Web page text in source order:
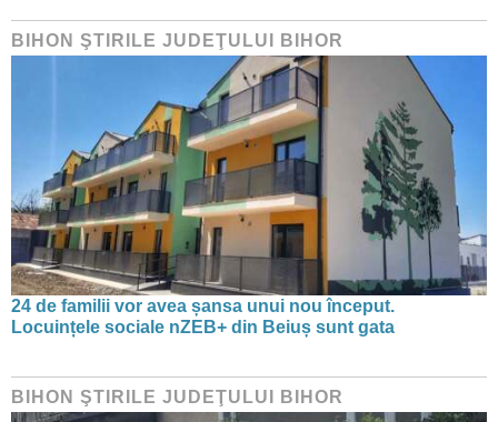
BIHON ŞTIRILE JUDEŢULUI BIHOR
24 de familii vor avea șansa unui nou început.
Locuințele sociale nZEB+ din Beiuș sunt gata
BIHON ŞTIRILE JUDEŢULUI BIHOR